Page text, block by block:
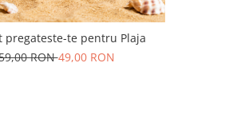
pregateste-te pentru Plaja
RON49,00 RON